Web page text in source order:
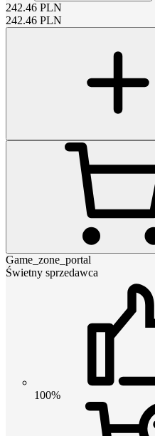
242.46 PLN
242.46 PLN
Game_zone_portal
Świetny sprzedawca
100%